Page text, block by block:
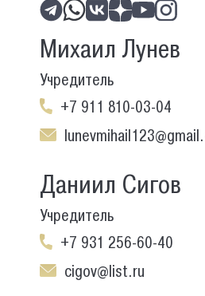
Михаил Лунев
Учредитель
+7 911 810-03-04
Даниил Сигов
Учредитель
+7 931 256-60-40
cigov@list.ru